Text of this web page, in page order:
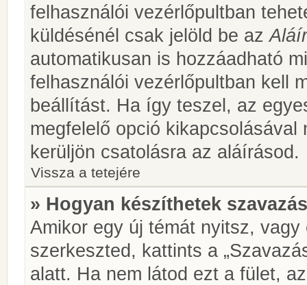
felhasználói vezérlőpultban
küldésénél csak jelöld be az
automatikusan is hozzáadható
felhasználói vezérlőpultban kell
beállítást. Ha így teszel, az
megfelelő opció
kerüljön csatolásra az aláírásod.
Vissza a tetejére
» Hogyan készíthetek
Amikor egy új témát nyitsz,
szerkeszted, kattints a
alatt. Ha nem látod ezt a fület,